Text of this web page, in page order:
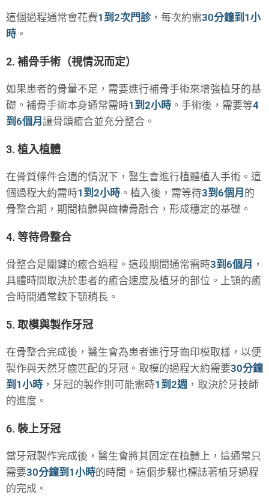
這個過程通常會花費1到2次門診，每次約需30分鐘到1小
時 。
2. 補骨手術（視情況而定）
如果患者的骨量不足，需要進行補骨手術來增強植牙的基
礎。補骨手術本身通常需時1到2小時 。手術後，需要等4
到6個月 讓骨頭癒合並充分整合。
3. 植入植體
在骨質條件合適的情況下，醫生會進行植體植入手術。這
個過程大約需時1到2小時 。植入後，需等待3到6個月 的
骨整合期，期間植體與齒槽骨融合，形成穩定的基礎。
4. 等待骨整合
骨整合是關鍵的癒合過程。這段期間通常需時3到6個月 ，
具體時間取決於患者的癒合速度及植牙的部位。上顎的癒
合時間通常較下顎稍長。
5. 取模與製作牙冠
在骨整合完成後，醫生會為患者進行牙齒印模取樣，以便
製作與天然牙齒匹配的牙冠。取模的過程大約需要30分鐘
到1小時 ，牙冠的製作則可能需時1到2週 ，取決於牙技師
的進度。
6. 裝上牙冠
當牙冠製作完成後，醫生會將其固定在植體上，這通常只
需要30分鐘到1小時的時間。這個步驟也標誌著植牙過程
的完成。